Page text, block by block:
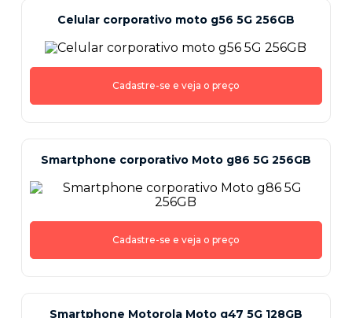
Celular corporativo moto g56 5G 256GB
Cadastre-se e veja o preço
Smartphone corporativo Moto g86 5G 256GB
Cadastre-se e veja o preço
Smartphone Motorola Moto g47 5G 128GB